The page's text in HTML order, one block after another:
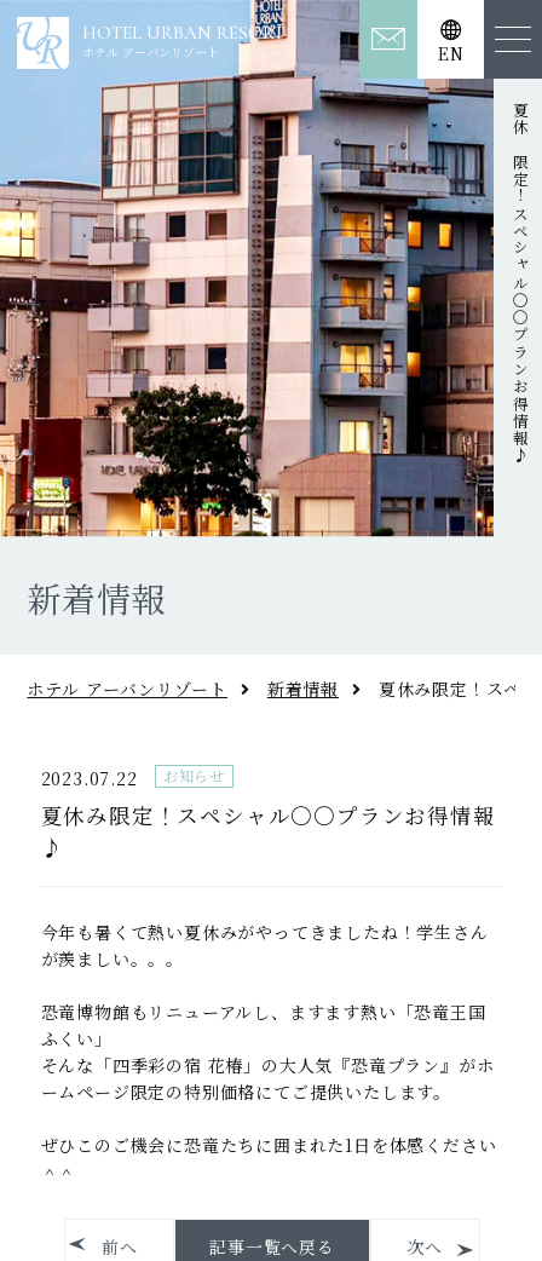
HOTEL URBAN RESORT
ホテル アーバンリゾート
夏休み限定！スペシャル〇〇プランお得情報♪
EN
HOTEL URBAN RESORT
ホテル アーバンリゾート EN
予約システム変更のご案内
2026年7月29日 (水) 11時頃、ホテルアーバンポート、四季彩の宿 花椿、ア
プロディール ハナソウジュは新予約システムへと切り替わりました。
詳しくは、各公式HPのご案内をご確認ください。
宿泊施設
四季彩の宿 花椿
施設TOP
客室
展望風呂
お料理
四季彩の宿 花椿
宿泊予約はこちら
お料理
ホテルアーバンポート
宿泊予約はこちら
四季彩館 酔月
新着情報
ホテル アーバンリゾート 新着情報 夏休み限定！スペ
2023.07.22 お知らせ
夏休み限定！スペシャル〇〇プランお得情報
♪
今年も暑くて熱い夏休みがやってきましたね！学生さん
が羨ましい。。。
恐竜博物館もリニューアルし、ますます熱い「恐竜王国
ふくい」
そんな「四季彩の宿 花椿」の大人気『恐竜プラン』がホ
ームページ限定の特別価格にてご提供いたします。
ぜひこのご機会に恐竜たちに囲まれた1日を体感ください
＾＾
前へ 記事一覧へ戻る 次へ